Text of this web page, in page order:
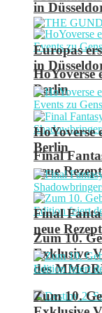
in
HoYoverse
Berlin
Final
neue
Zum 10.
Exklusive
des
Europas
in
HoYoverse
Berlin
Final
neue
Zum 10.